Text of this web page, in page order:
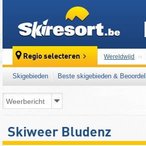
Regio selecteren Wereldwijd
Skigebieden Beste skigebieden &
Skiweer Bludenz